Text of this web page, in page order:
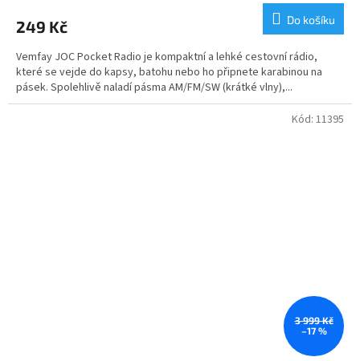
je
z
5
hvězdiček.
249 Kč Do košíku
Vemfay JOC Pocket Radio je kompaktní a lehké cestovní rádio,
které se vejde do kapsy, batohu nebo ho připnete karabinou na
pásek. Spolehlivě naladí pásma AM/FM/SW (krátké vlny),...
3 999 Kč
–17 %
Kód: 11395